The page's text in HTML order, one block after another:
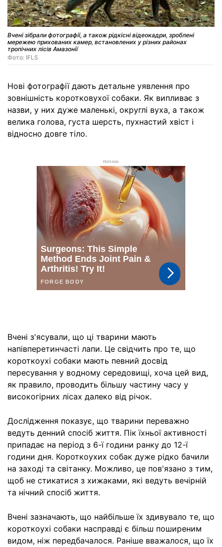
Вчені зібрали фотографії, а також рідкісні відеокадри, зроблені
мережею прихованих камер, встановлених у різних районах
тропічних лісів Амазонії
Фото: IFLS
Нові фотографії дають детальне уявлення про
зовнішність коротковухої собаки. Як випливає з
назви, у них дуже маленькі, округлі вуха, а також
велика голова, густа шерсть, пухнастий хвіст і
відносно довге тіло.
РЕКЛАМА
Вчені з'ясували, що ці тварини мають
напівперетинчасті лапи. Це свідчить про те, що
короткоухі собаки мають певний досвід
пересування у водному середовищі, хоча цей вид,
як правило, проводить більшу частину часу у
високогірних лісах далеко від річок.
Дослідження показує, що тварини переважно
ведуть денний спосіб життя. Пік їхньої активності
припадає на період з 6-ї години ранку до 12-ї
години дня. Короткоухих собак дуже рідко бачили
на заході та світанку. Можливо, це пов'язано з тим,
щоб не стикатися з хижаками, які ведуть вечірній
та нічний спосіб життя.
Вчені зазначають, що найбільше їх здивувало те, що
короткоухі собаки насправді є більш поширеним
видом, ніж передбачалося. Раніше вважалося, що їх